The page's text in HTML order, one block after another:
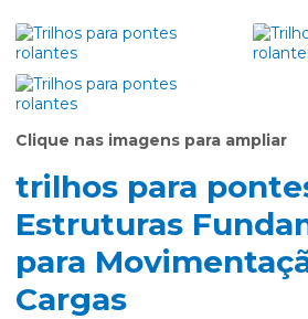
Clique nas imagens para ampliar
trilhos para
Estruturas
para
Cargas